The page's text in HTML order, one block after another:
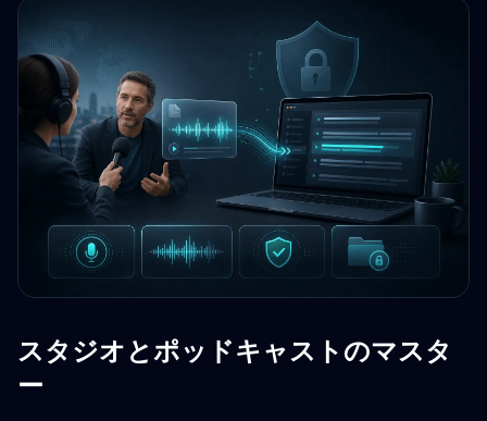
スタジオとポッドキャストのマスタ
ー